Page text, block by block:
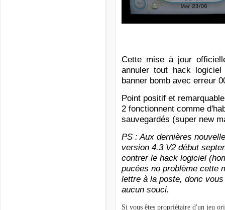
Cette mise à jour
annuler tout hack
banner bomb avec erreur
Point positif et
2 fonctionnent comme
sauvegardés (super new
PS : Aux dernières
version 4.3 V2 début
contrer le hack logiciel
pucées no problème cette
lettre à la poste, donc
aucun souci.
Si vous êtes propriétaire d'un jeu